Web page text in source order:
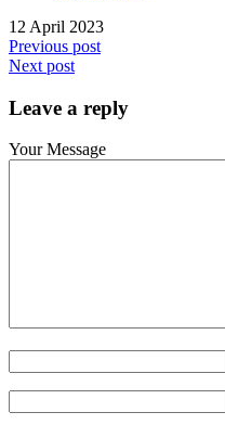
12 April 2023
Previous post
Next post
Leave a reply
Your Message